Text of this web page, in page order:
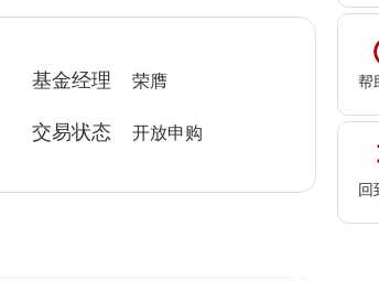
帮
回
基金经理 荣膺
交易状态 开放申购